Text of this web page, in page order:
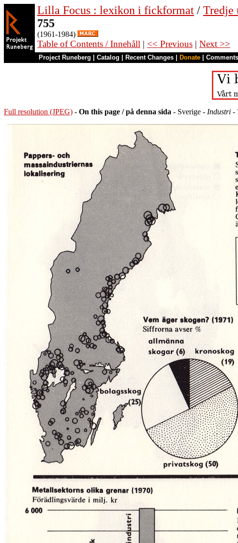
Lilla Focus : lexikon i fickformat / Tredje
755
(1961-1984)
Table of Contents / Innehåll | << Previous | Next >>
Project Runeberg Catalog Recent Changes Donate
Full resolution (JPEG) - On this page / på denna sida - Sverige - Industri -